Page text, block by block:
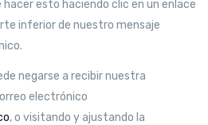
esto haciendo clic en un enlace
inferior de nuestro mensaje
negarse a recibir nuestra
electrónico
, o visitando y ajustando la